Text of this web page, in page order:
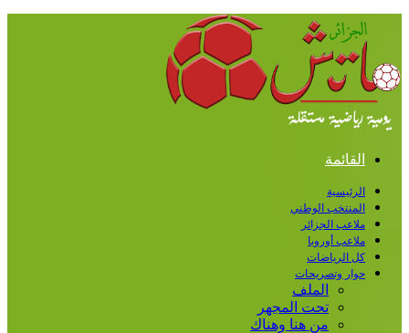
الوطني
الجزائر
أوروبا
الرياضات
وتصريحات
الملف
تحت المجهر
من هنا وهناك